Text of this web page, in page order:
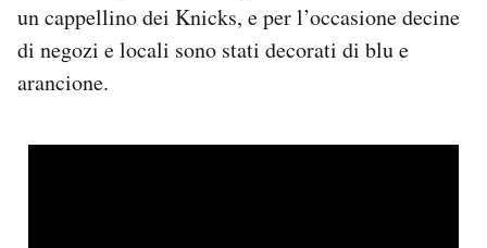
un cappellino dei Knicks, e per l’occasione decine
di negozi e locali sono stati decorati di blu e
arancione.